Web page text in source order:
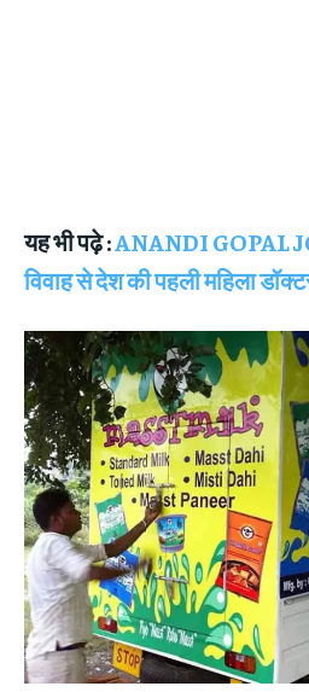
यह भी पढ़े :ANANDI GOPAL
विवाह से देश की पहली महिला